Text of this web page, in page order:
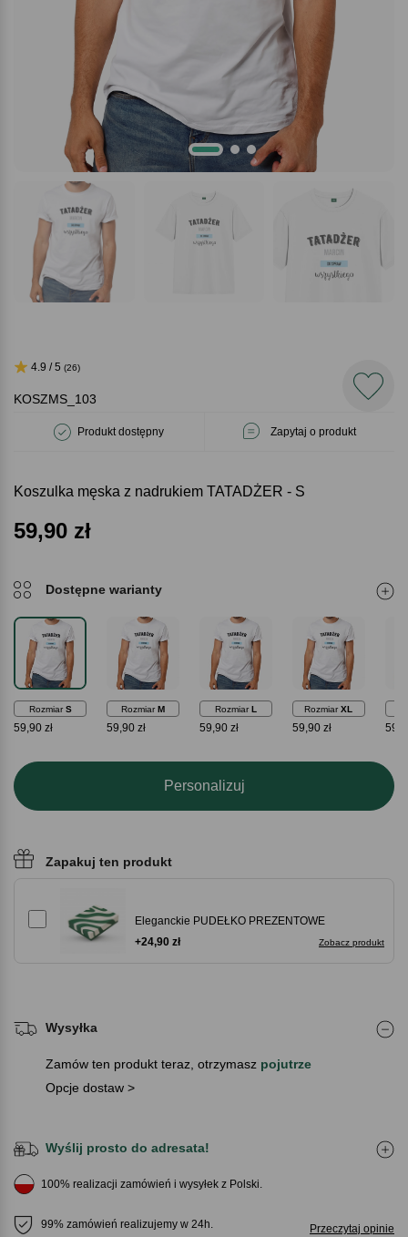
KOSZMS_103
Produkt dostępny Zapytaj o produkt
4.9 / 5 (26)
Koszulka męska z nadrukiem TATADŻER - S
59,90 zł
Dostępne warianty
Rozmiar S
59,90 zł
Rozmiar M
59,90 zł
Rozmiar L
59,90 zł
RozmiarXL
59,90 zł
Personalizuj
Zapakuj ten produkt
Eleganckie PUDEŁKO PREZENTOWE
Zobacz produkt
+24,90 zł
Wysyłka
Zamów ten produkt teraz, otrzymasz pojutrze
Opcje dostaw >
Wyślij prosto do adresata!
100% realizacji zamówień i wysyłek z Polski.
99% zamówień realizujemy w 24h. Przeczytaj opinie